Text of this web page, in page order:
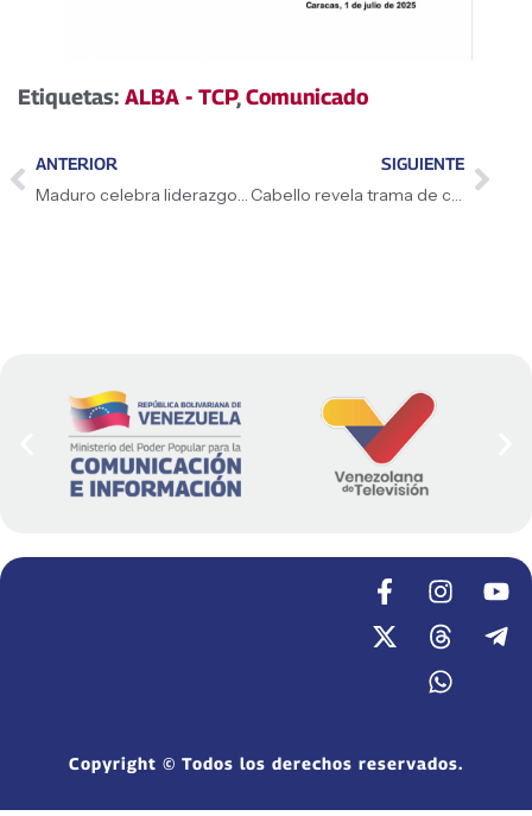
Etiquetas: ALBA - TCP,Comunicado
ANTERIOR
Maduro celebra liderazgo y valores del PCCh
SIGUIENTE
Cabello revela trama de conspiración entre ultraderecha y narcotráfico
Copyright © Todos los derechos reservados.